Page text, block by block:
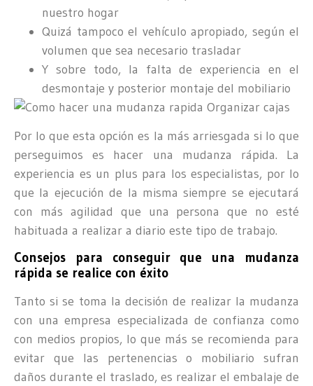
nuestro hogar
Quizá tampoco el vehículo apropiado, según el
volumen que sea necesario trasladar
Y sobre todo, la falta de experiencia en el
desmontaje y posterior montaje del mobiliario
Por lo que esta opción es la más arriesgada si lo que
perseguimos es hacer una mudanza rápida. La
experiencia es un plus para los especialistas, por lo
que la ejecución de la misma siempre se ejecutará
con más agilidad que una persona que no esté
habituada a realizar a diario este tipo de trabajo.
Consejos para conseguir que una mudanza
rápida se realice con éxito
Tanto si se toma la decisión de realizar la mudanza
con una empresa especializada de confianza como
con medios propios, lo que más se recomienda para
evitar que las pertenencias o mobiliario sufran
daños durante el traslado, es realizar el embalaje de